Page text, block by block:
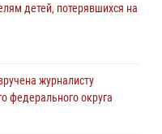
детей, потерявшихся на
журналисту
федерального округа